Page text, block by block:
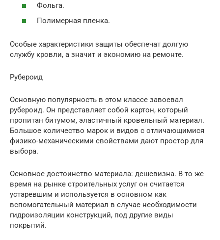
Фольга.
Полимерная пленка.
Особые характеристики защиты обеспечат долгую
службу кровли, а значит и экономию на ремонте.
Рубероид
Основную популярность в этом классе завоевал
рубероид. Он представляет собой картон, который
пропитан битумом, эластичный кровельный материал.
Большое количество марок и видов с отличающимися
физико-механическими свойствами дают простор для
выбора.
Основное достоинство материала: дешевизна. В то же
время на рынке строительных услуг он считается
устаревшим и используется в основном как
вспомогательный материал в случае необходимости
гидроизоляции конструкций, под другие виды
покрытий.